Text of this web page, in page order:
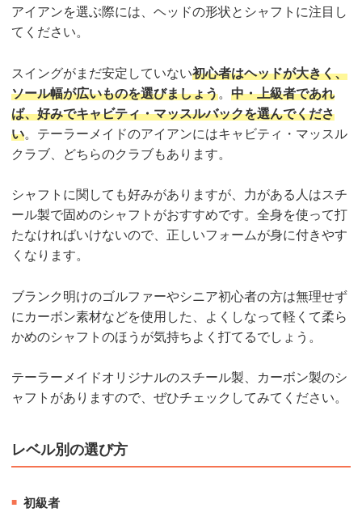
アイアンを選ぶ際には、ヘッドの形状とシャフトに注目し
てください。
スイングがまだ安定していない初心者はヘッドが大きく、
ソール幅が広いものを選びましょう。 中・上級者であれ
ば、好みでキャビティ・マッスルバックを選んでくださ
い。テーラーメイドのアイアンにはキャビティ・マッスル
クラブ、どちらのクラブもあります。
シャフトに関しても好みがありますが、力がある人はスチ
ール製で固めのシャフトがおすすめです。全身を使って打
たなければいけないので、正しいフォームが身に付きやす
くなります。
ブランク明けのゴルファーやシニア初心者の方は無理せず
にカーボン素材などを使用した、よくしなって軽くて柔ら
かめのシャフトのほうが気持ちよく打てるでしょう。
テーラーメイドオリジナルのスチール製、カーボン製のシ
ャフトがありますので、ぜひチェックしてみてください。
レベル別の選び方
初級者